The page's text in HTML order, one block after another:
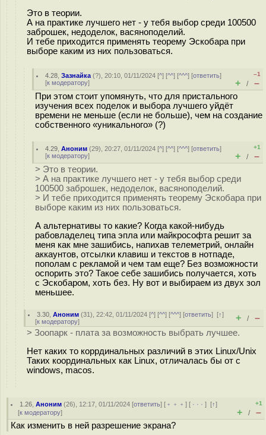
Это в теории.
А на практике лучшего нет - у тебя выбор среди 100500
заброшек, недоделок, васяноподелий.
И тебе приходится применять теорему Эскобара при
выборе каким из них пользоваться.
4.28 ,Зазнайка (?), 20:10, 01/11/2024 [^] [^^] [^^^] [ответить]
[к модератору]
–1
+ / –
При этом стоит упомянуть, что для пристального
изучения всех поделок и выбора лучшего уйдёт
времени не меньше (если не больше), чем на создание
собственного «уникального» (?)
4.29 ,Аноним (29), 20:27, 01/11/2024 [^] [^^] [^^^] [ответить]
[к модератору]
+1
+ / –
> Это в теории.
> А на практике лучшего нет - у тебя выбор среди
100500 заброшек, недоделок, васяноподелий.
> И тебе приходится применять теорему Эскобара при
выборе каким из них пользоваться.
А альтернативы то какие? Когда какой-нибудь
рабовладелец типа эпла или майкрософта решит за
меня как мне зашибись, напихав телеметрий, онлайн
аккаунтов, отсылки клавиш и текстов в нотпаде,
пополам с рекламой и чем там еще? Без возможности
оспорить это? Такое себе зашибись получается, хоть
с Эскобаром, хоть без. Ну вот и выбираем из двух зол
меньшее.
3.30 ,Аноним (31), 22:42, 01/11/2024 [^] [^^] [^^^] [ответить][↑]
[к модератору] + / –
> Зоопарк - плата за возможность выбрать лучшее.
Нет каких то коррдинальных различий в этих Linux/Unix
Таких координальных как Linux, отличалась бы от с
windows, macos.
1.26 ,Аноним (26), 12:17, 01/11/2024 [ответить] [ ﹢﹢﹢] [ · · ·][↑]
[к модератору]
+1
+ / –
Как изменить в ней разрешение экрана?